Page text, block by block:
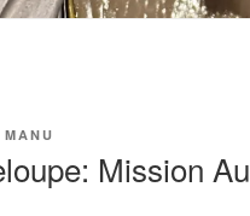
MANU
Mission